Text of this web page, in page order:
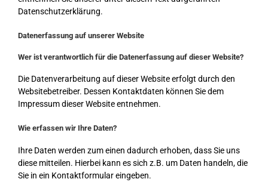
Datenschutzerklärung.
Datenerfassung auf unserer Website
Wer ist verantwortlich für die Datenerfassung auf dieser Website?
Die Datenverarbeitung auf dieser Website erfolgt durch den
Websitebetreiber. Dessen Kontaktdaten können Sie dem
Impressum dieser Website entnehmen.
Wie erfassen wir Ihre Daten?
Ihre Daten werden zum einen dadurch erhoben, dass Sie uns
diese mitteilen. Hierbei kann es sich z.B. um Daten handeln, die
Sie in ein Kontaktformular eingeben.